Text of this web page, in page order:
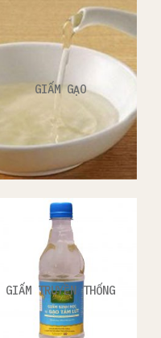
GIẤM GẠO
GIẤM TRUYỀN THỐNG